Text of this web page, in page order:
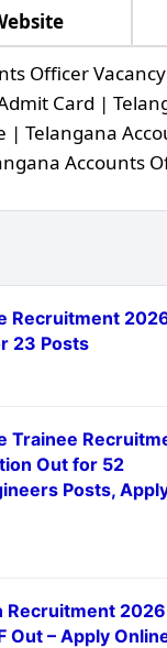
Officer
Card |
| Telangana
Accounts
Recruitment
23 Posts
Trainee
Out for 52
Posts,
Recruitment 2026
Out – Apply